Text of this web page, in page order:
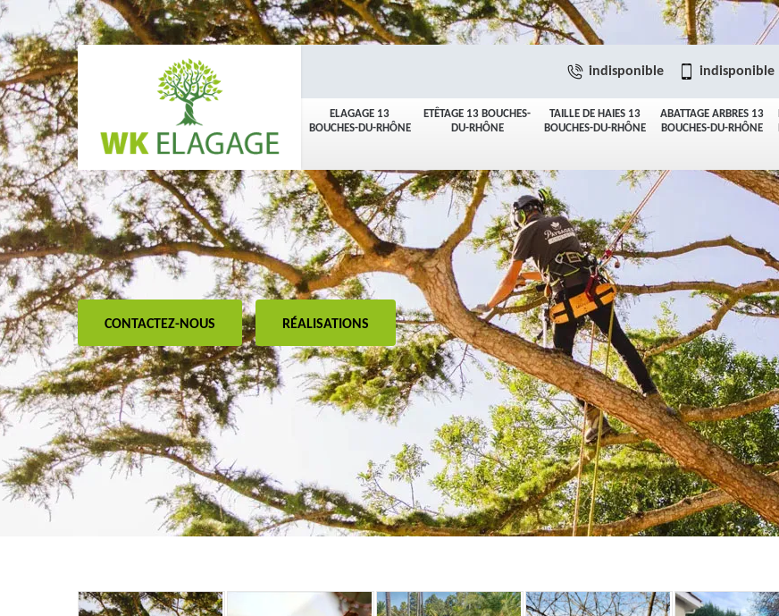
ELAGAGE 13
BOUCHES-DU-RHÔNE
ETÊTAGE 13 BOUCHES-
DU-RHÔNE
TAILLE DE HAIES 13
BOUCHES-DU-RHÔNE
ABATTAGE ARBRES 13
BOUCHES-DU-RHÔNE
indisponible indisponible
CONTACTEZ-NOUS RÉALISATIONS